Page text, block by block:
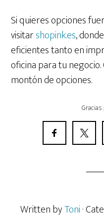
Si quieres opciones
visitarshopink.es,
eficientes tanto en
oficina para tu
montón de opciones.
Written byToni·